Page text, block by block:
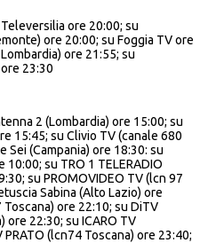
ore 20:00; su
ore 20:00; su Foggia TV ore
ore 21:55; su
23:30
2 (Lombardia) ore 15:00; su
15:45; su Clivio TV (canale 680
Sei (Campania) ore 18:30: su
su TRO 1 TELERADIO
su PROMOVIDEO TV (lcn 97
Sabina (Alto Lazio) ore
ore 22:10; su DiTV
ore 22:30; su ICARO TV
(lcn74 Toscana) ore 23:40;